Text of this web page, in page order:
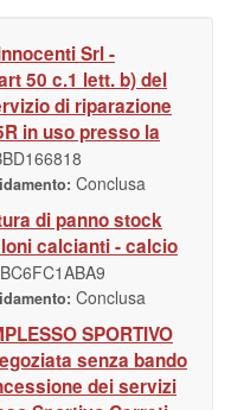
Srl -
50 c.1 lett. b) del
di riparazione
in uso presso la
Conclusa
di panno stock
calcianti - calcio
BC6FC1ABA9
Conclusa
SPORTIVO
senza bando
dei servizi